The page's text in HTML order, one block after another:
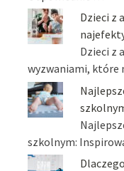
Dzieci z
Dzieci z
wyzwaniami, które
szkolnym: